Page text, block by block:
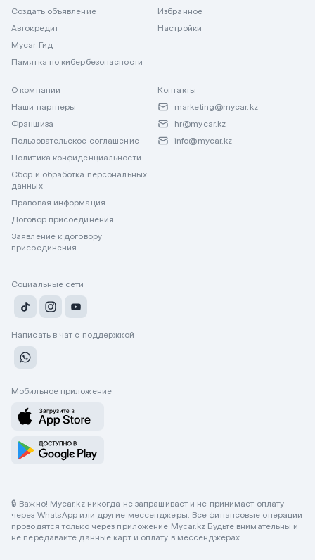
Создать объявление
Автокредит
Mycar Гид
Памятка по кибербезопасности
Избранное
Настройки
О компании
Наши партнеры
Франшиза
Пользовательское соглашение
Политика конфиденциальности
Сбор и обработка персональных
данных
Правовая информация
Договор присоединения
Заявление к договору
присоединения
Контакты
marketing@mycar.kz
hr@mycar.kz
info@mycar.kz
Социальные сети
Написать в чат с поддержкой
Мобильное приложение
🔒 Важно! Mycar.kz никогда не запрашивает и не принимает оплату
через WhatsApp или другие мессенджеры. Все финансовые операции
проводятся только через приложение Mycar.kz Будьте внимательны и
не передавайте данные карт и оплату в мессенджерах.